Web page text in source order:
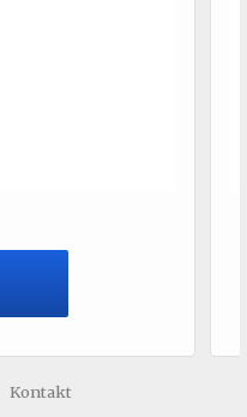
Kontakt